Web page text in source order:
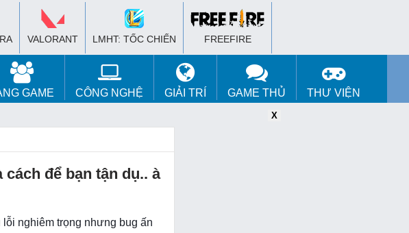
VALORANT LMHT: TỐC CHIẾN FREEFIRE
GAME CÔNG NGHỆ GIẢI TRÍ GAME THỦ THƯ VIỆN
X
để bạn tận dụ.. à
nghiêm trọng nhưng bug ấn